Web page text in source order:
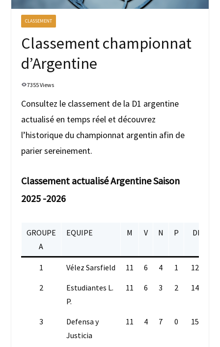
CLASSEMENT
Classement championnat
d’Argentine
7355 Views
Consultez le classement de la D1 argentine
actualisé en temps réel et découvrez
l’historique du championnat argentin afin de
parier sereinement.
Classement actualisé Argentine Saison
2025 -2026
GROUPE
A
EQUIPE M V N P DB
1 Vélez Sarsfield 11 6 4 1 12:6
2
Estudiantes L.
P.
11 6 3 2 14:5
3
Defensa y
Justicia
11 4 7 0 15:8